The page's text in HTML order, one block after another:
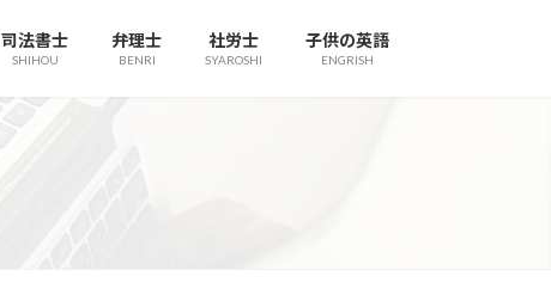
司法書士
SHIHOU
弁理士
BENRI
社労士
SYAROSHI
子供の英語
ENGRISH